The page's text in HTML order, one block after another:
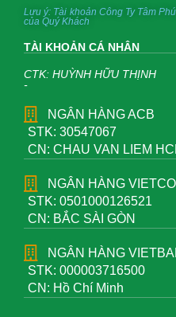
Lưu ý: Tài khoản Công Ty Tâm
của Quý Khách
TÀI KHOẢN CÁ NHÂN
CTK: HUỲNH HỮU THỊNH
-
NGÂN HÀNG ACB
STK: 30547067
CN: CHAU VAN LIEM
NGÂN HÀNG
STK: 0501000126521
CN: BẮC SÀI GÒN
NGÂN HÀNG
STK: 000003716500
CN: Hồ Chí Minh